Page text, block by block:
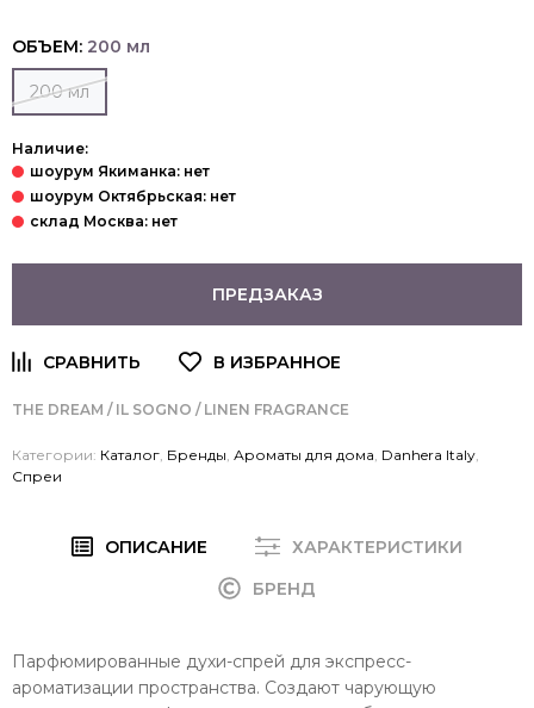
ОБЪЕМ: 200 мл
200 мл
Наличие:
ПРЕДЗАКАЗ
THE DREAM / IL SOGNO / LINEN FRAGRANCE
Категории: Каталог Бренды Ароматы для дома Danhera Italy
Спреи
ОПИСАНИЕ
ХАРАКТЕРИСТИКИ
БРЕНД
Парфюмированные духи-спрей для экспресс-
ароматизации пространства. Создают чарующую